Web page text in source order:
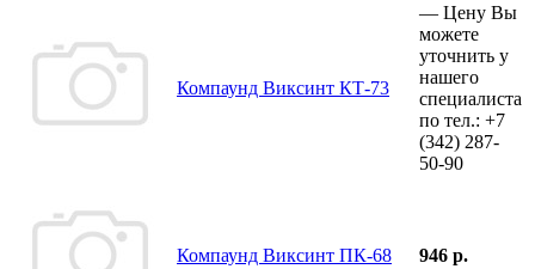
Компаунд Виксинт КТ-73
— Цену Вы
можете
уточнить у
нашего
специалиста
по тел.: +7
(342) 287-
50-90
Компаунд Виксинт ПК-68 946 р.